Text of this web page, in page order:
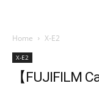
Home X-E2
X-E2
【FUJIFILM